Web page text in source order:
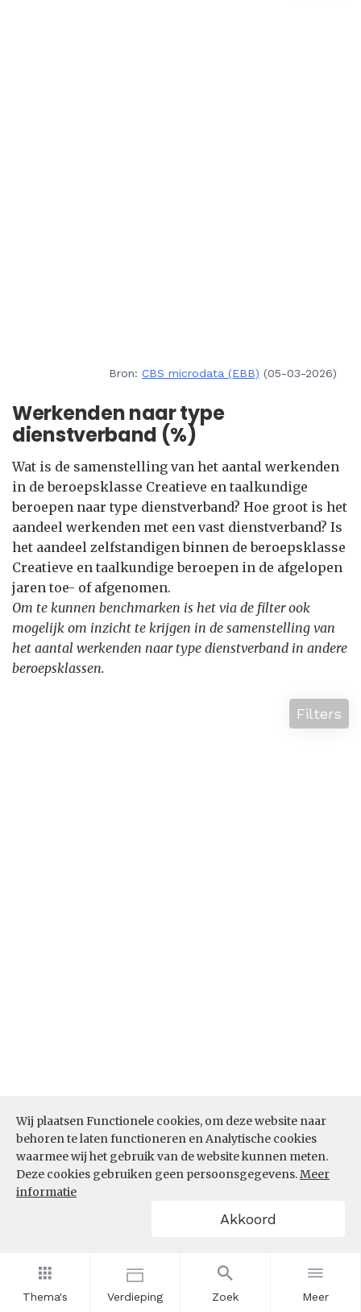
Thema's Verdieping Zoek Meer
Wij plaatsen Functionele cookies, om deze website naar
behoren te laten functioneren en Analytische cookies
waarmee wij het gebruik van de website kunnen meten.
Deze cookies gebruiken geen persoonsgegevens.Meer
informatie
Akkoord
Bron: CBS microdata (EBB) (05-03-2026)
Werkenden naar type
dienstverband (%)
Wat is de samenstelling van het aantal werkenden
in de beroepsklasse Creatieve en taalkundige
beroepen naar type dienstverband? Hoe groot is het
aandeel werkenden met een vast dienstverband? Is
het aandeel zelfstandigen binnen de beroepsklasse
Creatieve en taalkundige beroepen in de afgelopen
jaren toe- of afgenomen.
Om te kunnen benchmarken is het via de filter ook
mogelijk om inzicht te krijgen in de samenstelling van
het aantal werkenden naar type dienstverband in andere
beroepsklassen.
Filters
Bron: CBS microdata (EBB) (05-03-2026)
Werkenden naar sector (%)
Wat is de sectorale samenstelling van het aantal
taalkundige beroepen? In welke sectoren zijn de
en taalkundige beroepen actief?